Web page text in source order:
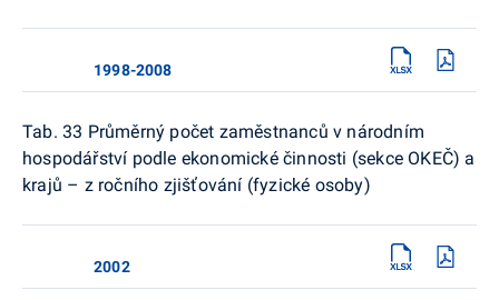
1998-2008
Tab. 33 Průměrný počet zaměstnanců v národním
hospodářství podle ekonomické činnosti (sekce OKEČ) a
krajů – z ročního zjišťování (fyzické osoby)
2002